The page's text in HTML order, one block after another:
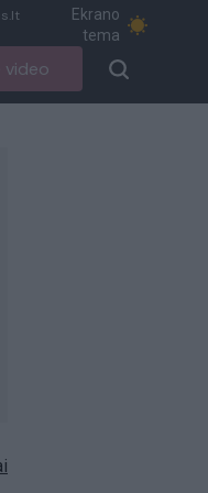
Ekrano
tema
video